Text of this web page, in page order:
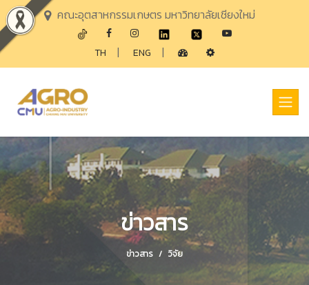
คณะอุตสาหกรรมเกษตร มหาวิทยาลัยเชียงใหม่
TH | ENG |
ข่าวสาร
ข่าวสาร วิจัย